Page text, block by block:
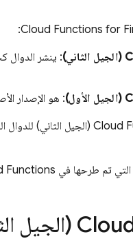
Cloud Functions for
:
(الجيل الثاني): ينشر الدوال
(الجيل الأول): هو الإصدار
Cloud (الجيل الثاني)
تم طرحها في Functions
(الجيل